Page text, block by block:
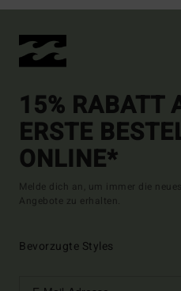
15% RABATT
ERSTE
ONLINE*
Melde dich an, um immer die
Angebote zu erhalten.
Bevorzugte Styles